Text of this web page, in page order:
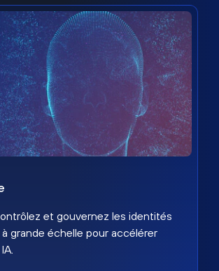
et gouvernez les identités
grande échelle pour accélérer